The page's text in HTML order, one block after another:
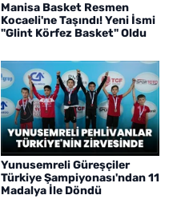
Manisa Basket Resmen
Kocaeli'ne Taşındı! Yeni İsmi
"Glint Körfez Basket" Oldu
Yunusemreli Güreşçiler
Türkiye Şampiyonası'ndan 11
Madalya İle Döndü